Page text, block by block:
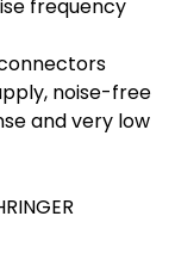
frequency
noise-free
and very low